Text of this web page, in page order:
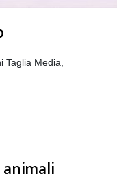
Taglia Media,
animali